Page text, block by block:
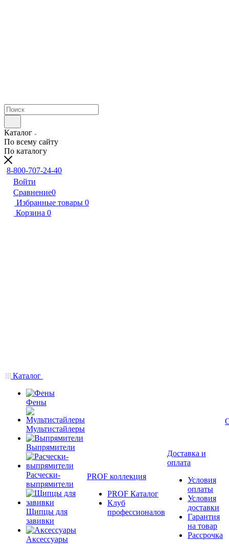
Каталог
По всему сайту
По каталогу
8-800-707-24-40
Войти
Сравнение0
Избранные товары 0
Корзина 0
Каталог
Фены
Мультистайлеры
Выпрямители
Расчески-
выпрямители
Щипцы для
завивки
Аксессуары
PROF коллекция
PROF Каталог
Клуб
профессионалов
Доставка и
оплата
Условия
оплаты
Условия
доставки
Гарантия
на товар
Рассрочка